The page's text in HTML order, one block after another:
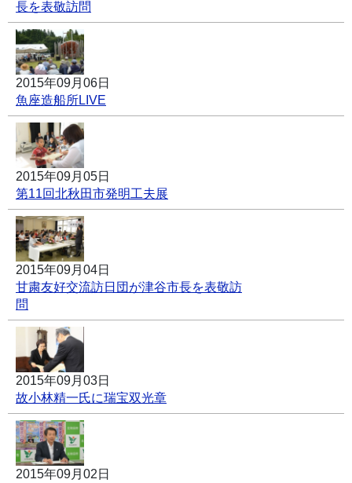
長を表敬訪問
2015年09月06日
魚座造船所LIVE
2015年09月05日
第11回北秋田市発明工夫展
2015年09月04日
甘粛友好交流訪日団が津谷市長を表敬訪
問
2015年09月03日
故小林精一氏に瑞宝双光章
2015年09月02日